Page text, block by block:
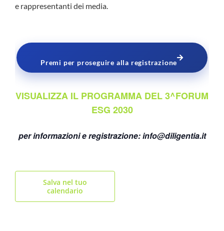
e rappresentanti dei media.
Premi per proseguire alla registrazione
VISUALIZZA IL PROGRAMMA DEL 3^FORUM
ESG 2030
per informazioni e registrazione:info@diligentia.it
Salva nel tuo
calendario